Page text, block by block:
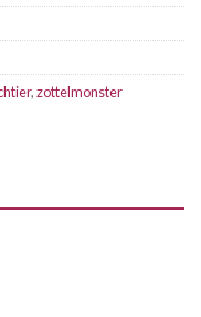
,zottelmonster